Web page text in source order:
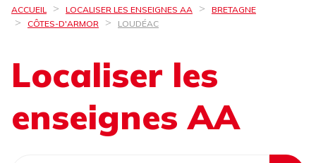
ACCUEIL LOCALISER LES ENSEIGNES AA
BRETAGNE
CÔTES-D'ARMOR
LOUDÉAC
Localiser les
enseignes AA